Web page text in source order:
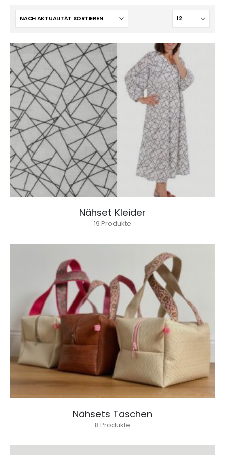
Nähset Kleider
19 Produkte
Nähsets Taschen
8 Produkte